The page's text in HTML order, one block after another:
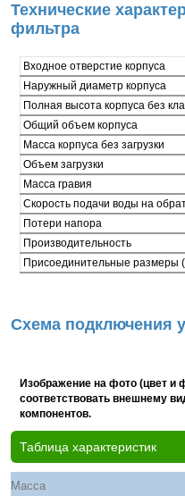
Технические
фильтра
Входное отверстие корпуса
Наружный диаметр корпуса
Полная высота корпуса без
Общий объем корпуса
Масса корпуса без загрузки
Объем загрузки
Масса гравия
Скорость подачи воды на
Потери напора
Производительность
Присоединительные размеры
Схема подключения
Изображение на фото (цвет и
соответствовать внешнему
компонентов.
Таблица характеристик
Масса